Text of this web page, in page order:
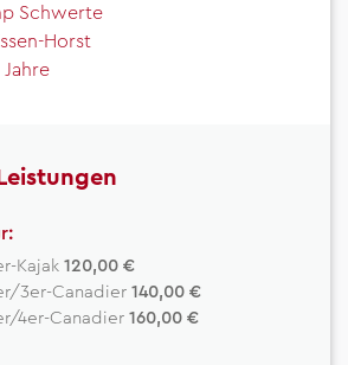
Schwerte
Horst
Jahre
Kajak 120,00 €
3er-Canadier 140,00 €
4er-Canadier 160,00 €